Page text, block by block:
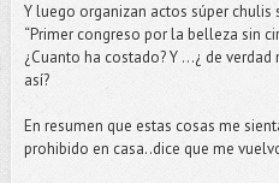
Y luego organizan actos súper
“Primer congreso por la belleza sin
¿Cuanto ha costado? Y …¿ de
así?
En resumen que estas cosas me
prohibido en casa..dice que me